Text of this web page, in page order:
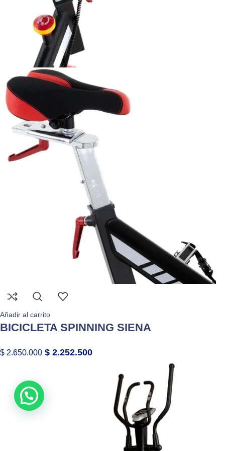
Añadir al carrito
BICICLETA SPINNING SIENA
$2.650.000 $ 2.252.500